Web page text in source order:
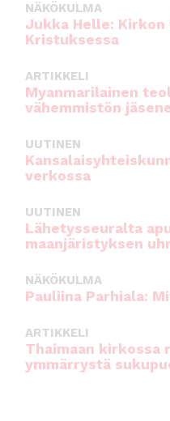
NÄKÖKULMA
Jukka Helle:
Kristuksessa
ARTIKKELI
Myanmarilainen
vähemmistön
UUTINEN
verkossa
UUTINEN
Lähetysseuralta
maanjäristyksen
NÄKÖKULMA
Pauliina Parhiala:
ARTIKKELI
Thaimaan kirkossa
ymmärrystä